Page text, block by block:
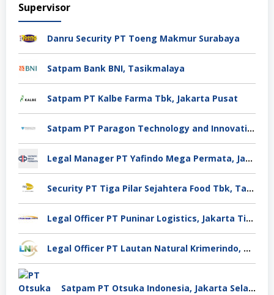
Supervisor
Danru Security PT Toeng Makmur Surabaya
Satpam Bank BNI, Tasikmalaya
Satpam PT Kalbe Farma Tbk, Jakarta Pusat
Satpam PT Paragon Technology and Innovation Jakarta
Legal Manager PT Yafindo Mega Permata, Jakarta Barat
Security PT Tiga Pilar Sejahtera Food Tbk, Tangerang
Legal Officer PT Puninar Logistics, Jakarta Timur
Legal Officer PT Lautan Natural Krimerindo, Mojokerto
Satpam PT Otsuka Indonesia, Jakarta Selatan